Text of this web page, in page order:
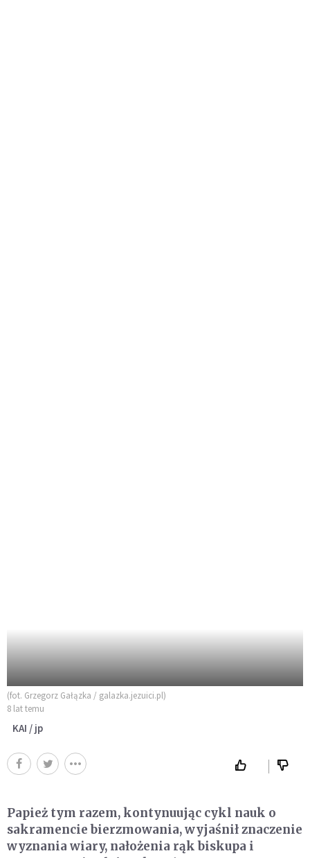
(fot. Grzegorz Gałązka / galazka.jezuici.pl)
8 lat temu
KAI / jp
Papież tym razem, kontynuując cykl nauk o
sakramencie bierzmowania, wyjaśnił znaczenie
wyznania wiary, nałożenia rąk biskupa i